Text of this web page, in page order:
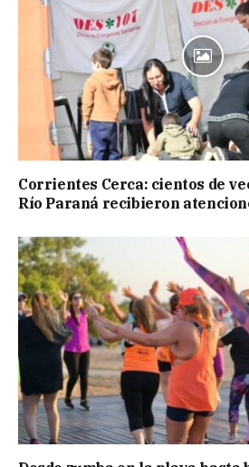
Corrientes Cerca: cientos de
Río Paraná recibieron